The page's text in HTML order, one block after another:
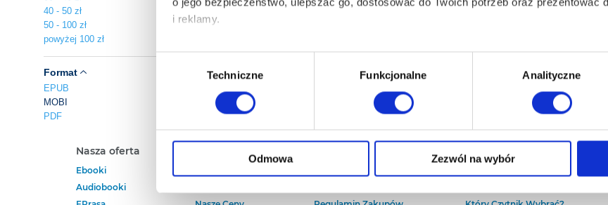
i reklamy.
Poza plikami, które są nam niezbędne do prawidłowego i bezpiecznego działania
Twojej zgody.
Każda udzielona zgoda poprawi Twoje doświadczenia jeśli jesteś naszym
Wybór
Techniczne Funkcjonalne Analityczne
Odmowa Zezwól na wybór
40 - 50 zł
50 - 100 zł
powyżej 100 zł
Format
EPUB
MOBI
PDF
Nasza oferta
Ebooki
Audiobooki
Baza wiedzy